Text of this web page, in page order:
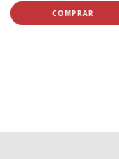
COMPRAR